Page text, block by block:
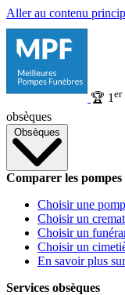
Aller au contenu
🏆 1 er
obsèques
Obsèques
Comparer les
Choisir une
Choisir un
Choisir un
Choisir un
En savoir plus
Services obsèques